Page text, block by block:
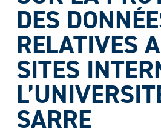
DES
RELATIVES
SITES
SARRE